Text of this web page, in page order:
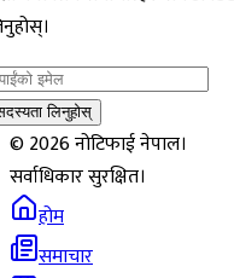
लिनुहोस्
©2026नोटिफाई नेपाल।
सर्वाधिकार सुरक्षित।
होम
समाचार